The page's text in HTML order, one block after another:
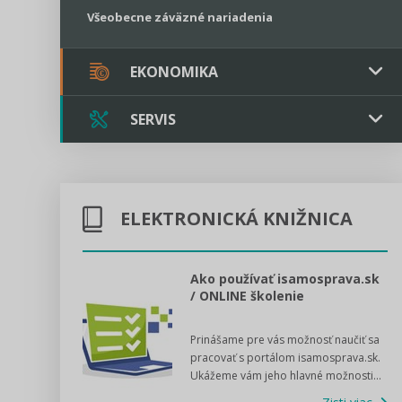
Všeobecne záväzné nariadenia
EKONOMIKA
Verejné obstarávanie
Majetok
Rozpočet
Sociálne podniky
Štátna pomoc
SERVIS
Kontakt
Tlačová agentúra
VIDEO produkcia
ELEKTRONICKÁ KNIŽNICA
Ako používať isamosprava.sk
/ ONLINE školenie
Prinášame pre vás možnosť naučiť sa
pracovať s portálom isamosprava.sk.
Ukážeme vám jeho hlavné možnosti...